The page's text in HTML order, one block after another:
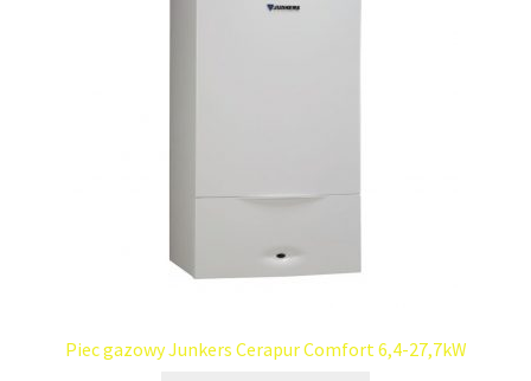
Piec gazowy Junkers Cerapur Comfort 6,4-27,7kW